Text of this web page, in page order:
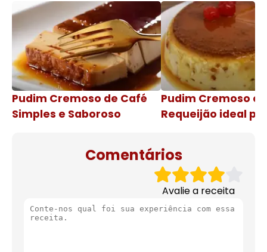
Pudim Cremoso de Café
Simples e Saboroso
Pudim Cremoso
Requeijão ideal
Comentários
Avalie a receita